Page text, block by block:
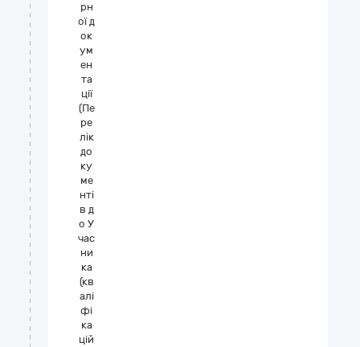
рн
ої д
ок
ум
ен
та
ції
(Пе
ре
лік
до
ку
ме
нті
в д
о У
час
ни
ка
(кв
алі
фі
ка
цій